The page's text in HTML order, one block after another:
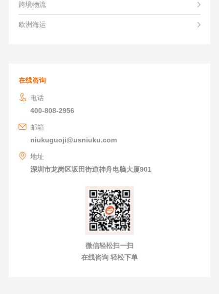
跨境物流
欧洲海运
在线咨询
电话
400-808-2956
邮箱
niukuguoji@usniuku.com
地址
深圳市龙岗区坂田街道神舟电脑大厦901
微信轻松扫一扫
在线咨询 轻松下单